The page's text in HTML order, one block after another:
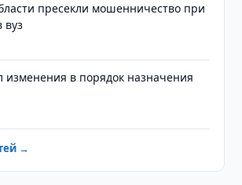
пресекли мошенничество при
вуз
изменения в порядок назначения
→